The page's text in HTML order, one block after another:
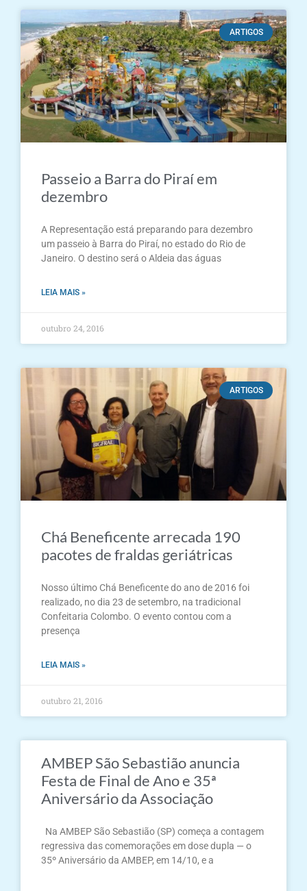
ARTIGOS
Passeio a Barra do Piraí em
dezembro
A Representação está preparando para dezembro
um passeio à Barra do Piraí, no estado do Rio de
Janeiro. O destino será o Aldeia das águas
LEIA MAIS »
outubro 24, 2016
ARTIGOS
Chá Beneficente arrecada 190
pacotes de fraldas geriátricas
Nosso último Chá Beneficente do ano de 2016 foi
realizado, no dia 23 de setembro, na tradicional
Confeitaria Colombo. O evento contou com a
presença
LEIA MAIS »
outubro 21, 2016
AMBEP São Sebastião anuncia
Festa de Final de Ano e 35ª
Aniversário da Associação
Na AMBEP São Sebastião (SP) começa a contagem
regressiva das comemorações em dose dupla — o
35º Aniversário da AMBEP, em 14/10, e a